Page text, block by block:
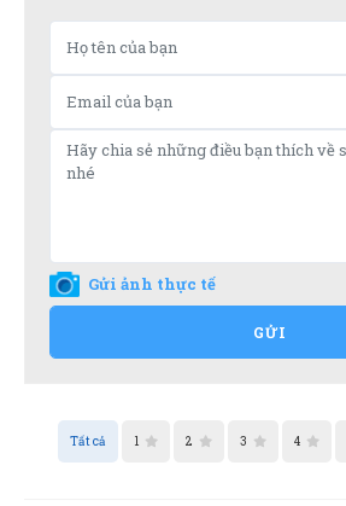
Gửi ảnh thực tế
GỬI
Tất cả 1 2 3 4